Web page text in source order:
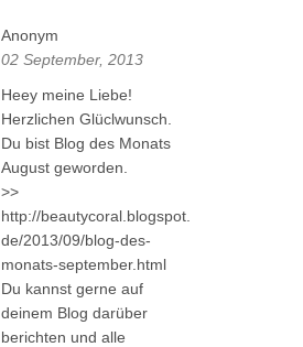
Anonym
02 September, 2013
Heey meine Liebe!
Herzlichen Glüclwunsch.
Du bist Blog des Monats
August geworden.
>>
http://beautycoral.blogspot.
de/2013/09/blog-des-
monats-september.html
Du kannst gerne auf
deinem Blog darüber
berichten und alle